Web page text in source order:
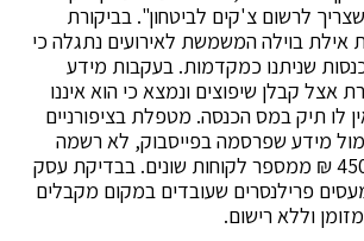
לרשום צ'קים לביטחון". בביקורת
בוילה המשמשת לאירועים נתגלה כי
שניתנו כמקדמות. בעקבות מידע
אצל קבלן שיפוצים ונמצא כי הוא איננו
לו תיק במס הכנסה. מטפלת בציפורניים
מידע שפרסמה בפייסבוק, לא רשמה
הכנסות של לפחות 450 ₪ ממספר לקוחות שונים. בבדיקת עסק
פרילנסרים שעובדים במקום מקבלים
וללא רישום.